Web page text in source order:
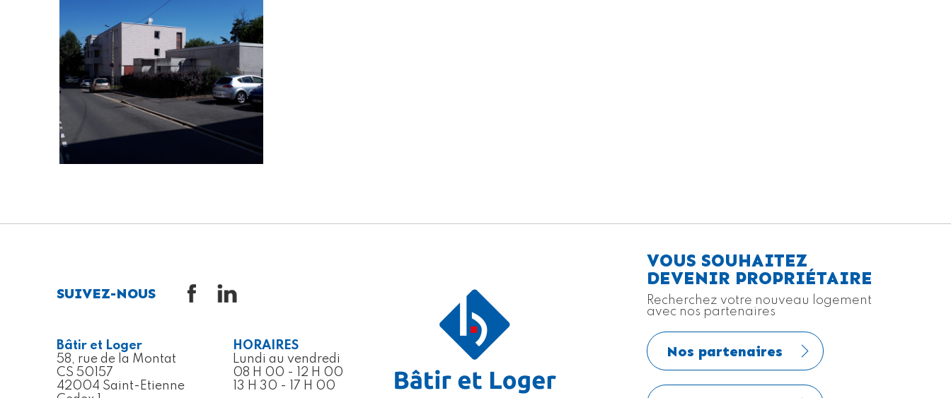
SUIVEZ-NOUS
Bâtir et Loger
58, rue de la Montat
CS 50157
42004 Saint-Etienne
HORAIRES
Lundi au vendredi
08 H 00 - 12 H 00
13 H 30 - 17 H 00
VOUS SOUHAITEZ
DEVENIR PROPRIÉTAIRE
Recherchez votre nouveau logement
avec nos partenaires
Nos partenaires